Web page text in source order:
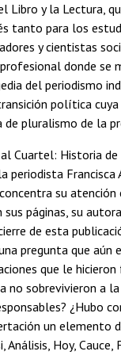
Libro y la Lectura,
tanto para los
y cientistas
donde se
del periodismo
política cuya
pluralismo de la
Cuartel: Historia de
periodista Francisca
su
páginas, su
de esta
pregunta que
que le
no sobrevivieron a la
¿Hubo
un elemento
Análisis, Hoy,